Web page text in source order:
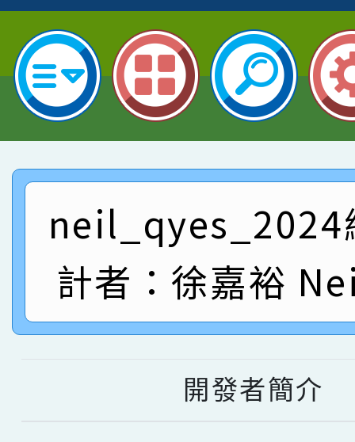
名
倩參加桃園市科展 國
名 指導老師王老師、
賀！本校四年二班張O
園市英語競賽國小朗讀
指導老師林老師
賀！本校參加桃園市中
賽 劉文瑛教師榮獲教
賀！本校參與2026世
賽 洪綺君教師榮獲社
名
賀！本校阿巴斯O蜜、
倩參加桃園市科展 國
名 指導老師王老師、
賀！本校四年二班張O
園市英語競賽國小朗讀
指導老師林老師
賀！本校參加桃園市中
賽 劉文瑛教師榮獲教
臺灣台語-第二名
賀！本校參與2026世
市賽榮獲科學小創客佳
neil_qyes_2024
計者：徐嘉裕
開發者簡介